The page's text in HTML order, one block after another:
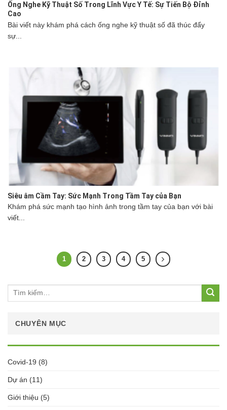
Ống Nghe Kỹ Thuật Số Trong Lĩnh Vực Y Tế: Sự Tiến Bộ Đỉnh
Cao
Bài viết này khám phá cách ống nghe kỹ thuật số đã thúc đẩy
sự...
Siêu âm Cầm Tay: Sức Mạnh Trong Tầm Tay của Bạn
Khám phá sức mạnh tạo hình ảnh trong tầm tay của bạn với bài
viết...
1 2 3 4 5
Tìm
CHUYÊN MỤC
Covid-19 (8)
Dự án (11)
Giới thiệu (5)